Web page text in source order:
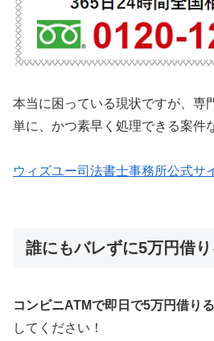
本当に困っている現状ですが、専
単に、かつ素早く処理できる案件
ウィズユー司法書士事務所公式サ
誰にもバレずに5万円借
コンビニATMで即日で5万円借りる
してください！